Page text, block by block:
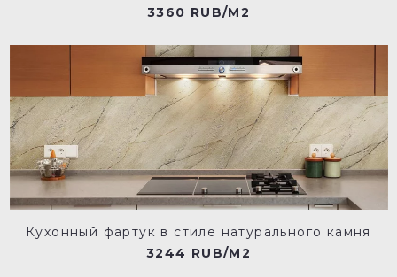
3360 RUB/M2
Кухонный фартук в стиле натурального камня
3244 RUB/M2